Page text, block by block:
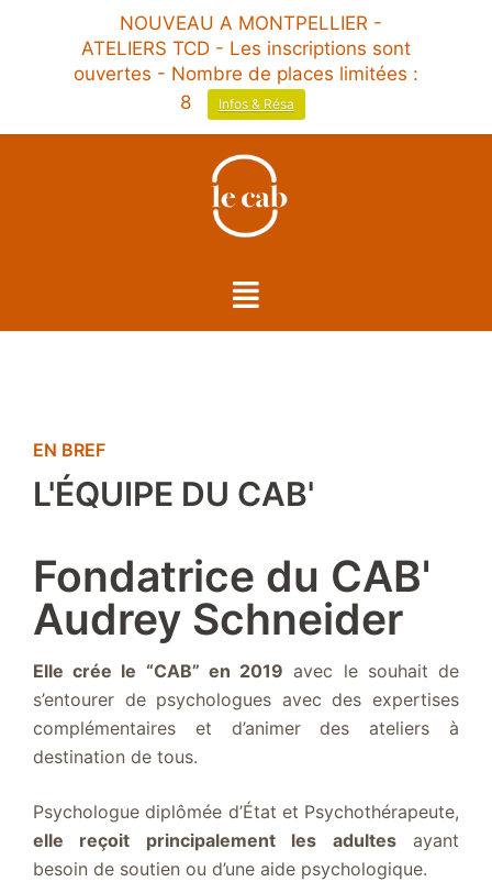
EN BREF
L'ÉQUIPE DU CAB'
Fondatrice du CAB'
Audrey Schneider
Elle crée le “CAB” en 2019 avec le souhait de
s’entourer de psychologues avec des expertises
complémentaires et d’animer des ateliers à
destination de tous.
Psychologue diplômée d’État et Psychothérapeute,
elle reçoit principalement les adultesayant
besoin de soutien ou d’une aide psychologique.
NOUVEAU A MONTPELLIER -
ATELIERS TCD - Les inscriptions sont
ouvertes - Nombre de places limitées :
8
Infos & Résa